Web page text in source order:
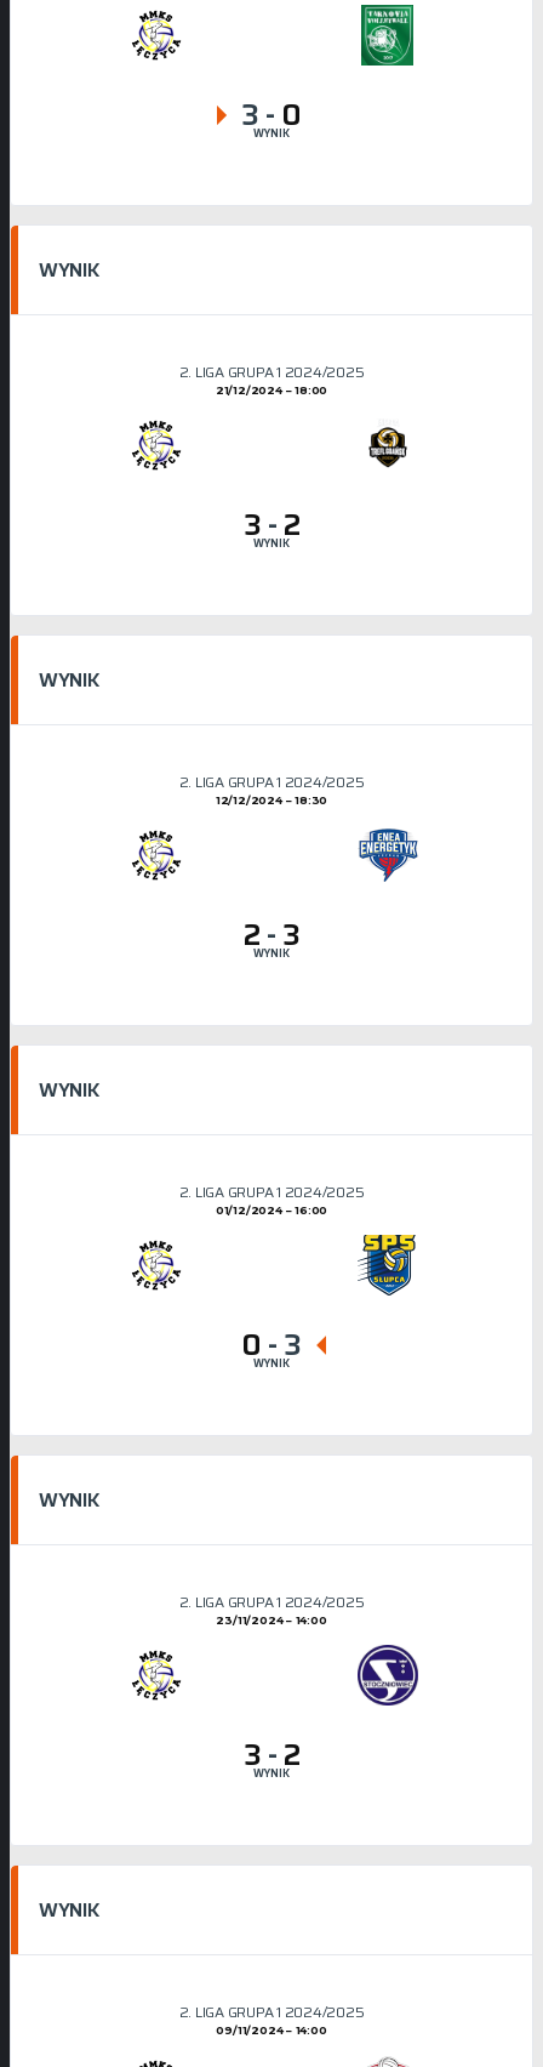
3- 0
WYNIK
WYNIK
2. LIGA GRUPA 1 2024/2025
21/12/2024 18:00
3-2
WYNIK
WYNIK
2. LIGA GRUPA 1 2024/2025
12/12/2024 18:30
2-3
WYNIK
WYNIK
2. LIGA GRUPA 1 2024/2025
01/12/2024 16:00
0 -3
WYNIK
WYNIK
2. LIGA GRUPA 1 2024/2025
23/11/2024 14:00
3-2
WYNIK
WYNIK
2. LIGA GRUPA 1 2024/2025
09/11/2024 14:00